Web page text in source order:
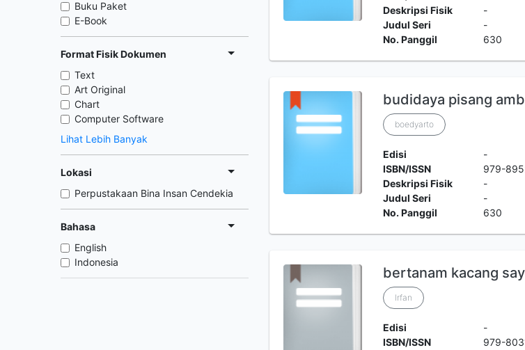
Buku Paket
E-Book
Format Fisik Dokumen
Text
Art Original
Chart
Computer Software
Lihat Lebih Banyak
Lokasi
Perpustakaan Bina Insan Cendekia
Bahasa
English
Indonesia
Deskripsi Fisik
-
Judul Seri
-
No. Panggil
630
budidaya pisang
boedyarto
Edisi
-
ISBN/ISSN
979-
Deskripsi Fisik
-
Judul Seri
-
No. Panggil
630
bertanam kacang
Irfan
Edisi
-
ISBN/ISSN
979-